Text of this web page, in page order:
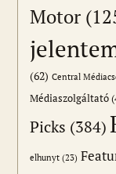
Motor
(62) Central
Médiaszolgáltató
Picks (384)
elhunyt (23)